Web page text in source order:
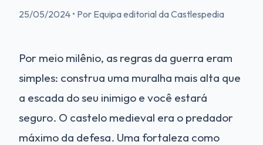
25/05/2024 • Por Equipa editorial da Castlespedia
Por meio milênio, as regras da guerra eram
simples: construa uma muralha mais alta que
a escada do seu inimigo e você estará
seguro. O castelo medieval era o predador
máximo da defesa. Uma fortaleza como